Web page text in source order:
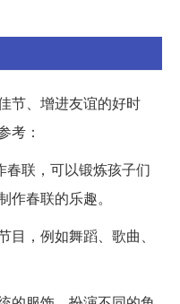
节、增进友谊的好时
考：
联，可以锻炼孩子们
春联的乐趣。
，例如舞蹈、歌曲、